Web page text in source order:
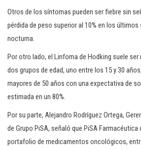
Otros de los síntomas pueden ser fiebre sin
pérdida de peso superior al 10% en los
nocturna.
Por otro lado, el Linfoma de Hodking suele
dos grupos de edad, uno entre los 15 y 30
mayores de 50 años con una expectativa de
estimada en un 80%.
Por su parte, Alejandro Rodríguez Ortega,
de Grupo PiSA, señaló que PiSA
portafolio de medicamentos oncológicos,